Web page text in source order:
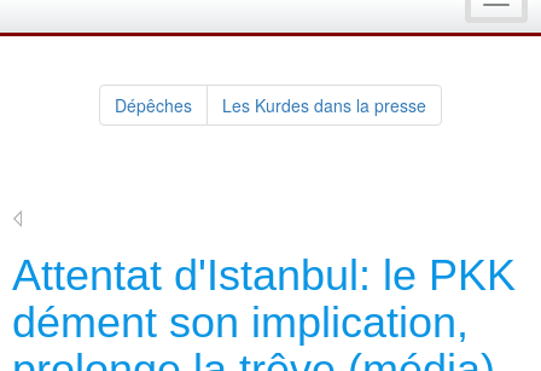
Dépêches Les Kurdes dans la presse
Attentat d'Istanbul: le PKK
dément son implication,